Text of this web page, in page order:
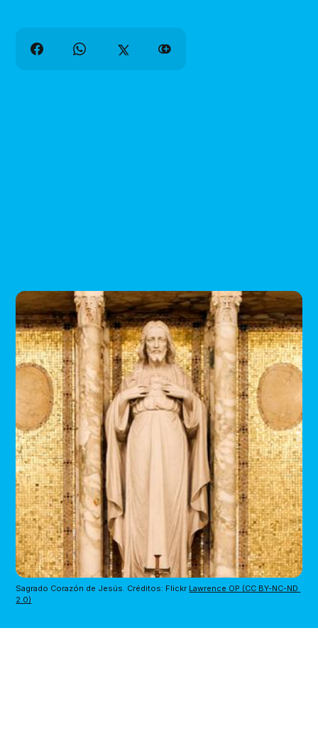
Sagrado Corazón de Jesús. Créditos: Flickr Lawrence OP (CC BY-NC-ND
2.0)